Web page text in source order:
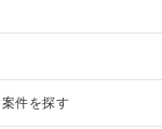
物件の案件一覧
売却物件の案件一覧
抜き売却物件の案件一覧
件を探す